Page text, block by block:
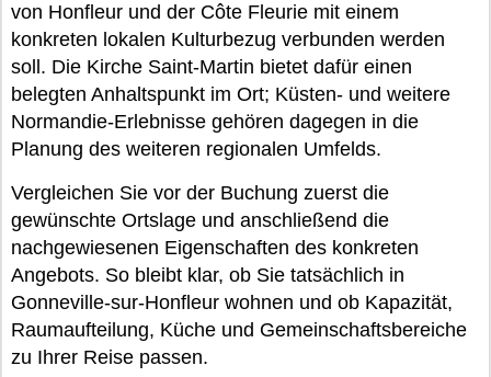
von Honfleur und der Côte Fleurie mit einem
konkreten lokalen Kulturbezug verbunden werden
soll. Die Kirche Saint-Martin bietet dafür einen
belegten Anhaltspunkt im Ort; Küsten- und weitere
Normandie-Erlebnisse gehören dagegen in die
Planung des weiteren regionalen Umfelds.
Vergleichen Sie vor der Buchung zuerst die
gewünschte Ortslage und anschließend die
nachgewiesenen Eigenschaften des konkreten
Angebots. So bleibt klar, ob Sie tatsächlich in
Gonneville-sur-Honfleur wohnen und ob Kapazität,
Raumaufteilung, Küche und Gemeinschaftsbereiche
zu Ihrer Reise passen.